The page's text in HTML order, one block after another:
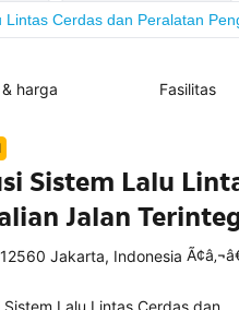
Lintas Cerdas dan Peralatan
harga Fasilitas
Sistem Lalu
Jalan
Jakarta, Indonesia